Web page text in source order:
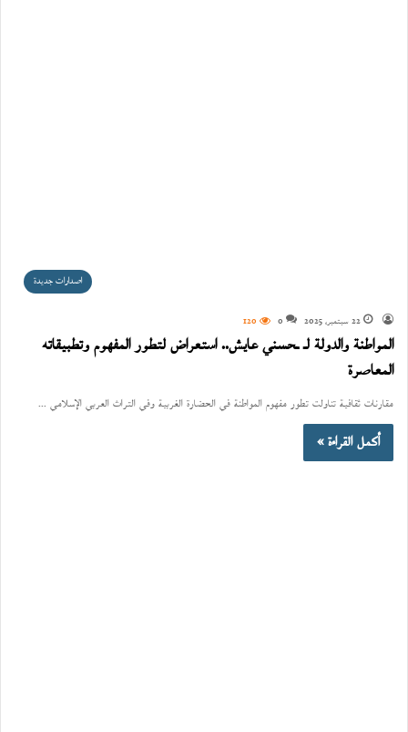
اصدارات جديدة
22 سبتمبر، 2025 0
120
المواطنة والدولة لـ ـحسني عايش.. استعراض لتطور المفهوم وتطبيقاته
المعاصرة
مقارنات ثقافية تناولت تطور مفهوم المواطنة في الحضارة الغربية وفي التراث العربي الإسلامي ...
أكمل القراءة »